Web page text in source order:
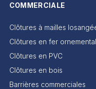
COMMERCIALE
Clôtures à mailles
Clôtures en fer ornemental
Clôtures en PVC
Clôtures en bois
Barrières commerciales